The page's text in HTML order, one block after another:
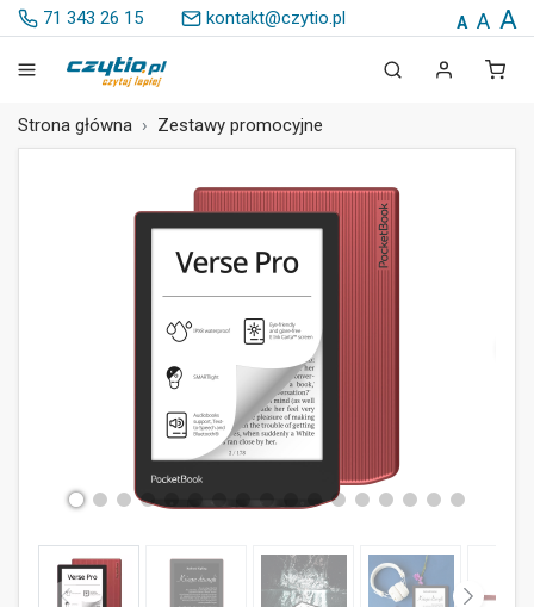
71 343 26 15 kontakt@czytio.pl A A A
Strona główna Zestawy promocyjne